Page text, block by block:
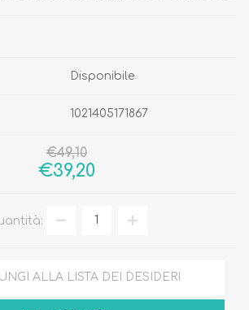
Disponibile
1021405171867
€49,10
€39,20
ALLA LISTA DEI DESIDERI